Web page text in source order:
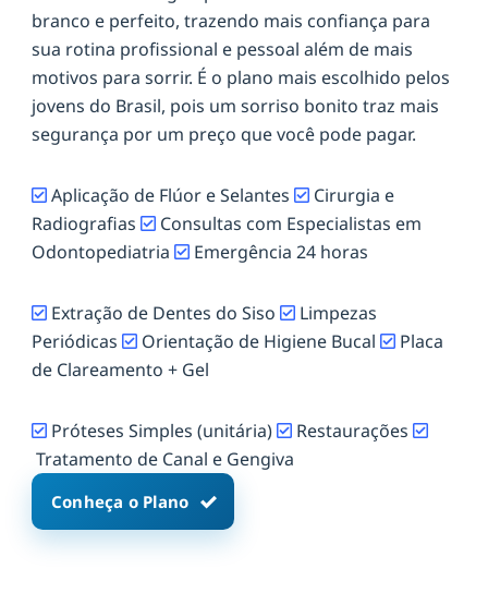
branco e perfeito, trazendo mais confiança para
sua rotina profissional e pessoal além de mais
motivos para sorrir. É o plano mais escolhido pelos
jovens do Brasil, pois um sorriso bonito traz mais
segurança por um preço que você pode pagar.
Aplicação de Flúor e Selantes
Cirurgia e
Radiografias
Consultas com Especialistas em
Odontopediatria
Emergência 24 horas
Extração de Dentes do Siso
Limpezas
Periódicas
Orientação de Higiene Bucal
Placa
de Clareamento + Gel
Próteses Simples (unitária)
Restaurações
Tratamento de Canal e Gengiva
Conheça o Plano